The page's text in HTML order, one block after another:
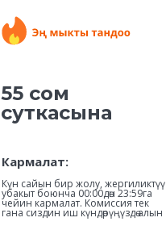
Кармалат:
Күн сайын бир жолу, жергиликтүү
убакыт боюнча 00:00дөн 23:59га
чейин кармалат. Комиссия тек
гана сиздин иш күндөрүңүздө алын
55 сом
суткасына